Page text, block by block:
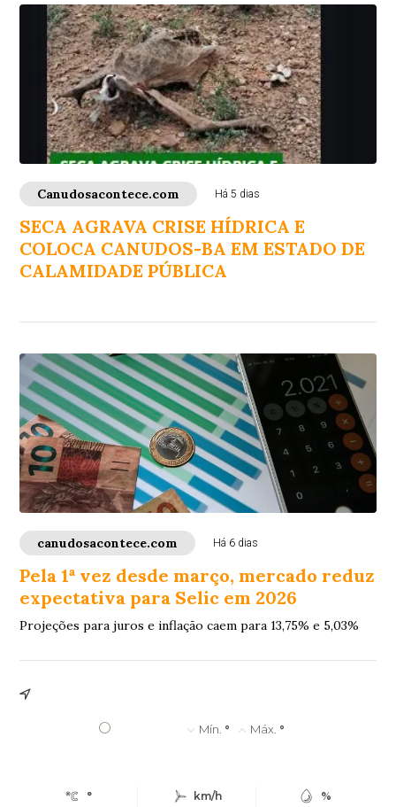
Canudosacontece.com Há 5 dias
SECA AGRAVA CRISE HÍDRICA E
COLOCA CANUDOS-BA EM ESTADO DE
CALAMIDADE PÚBLICA
canudosacontece.com Há 6 dias
Pela 1ª vez desde março, mercado reduz
expectativa para Selic em 2026
Projeções para juros e inflação caem para 13,75% e 5,03%
° Mín. ° Máx. °
° km/h %